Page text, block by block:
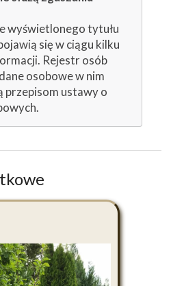
wyświetlonego tytułu
się w ciągu kilku
Rejestr osób
osobowe w nim
przepisom ustawy o